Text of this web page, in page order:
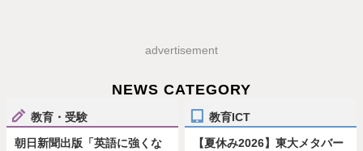
advertisement
NEWS CATEGORY
教育・受験
朝日新聞出版「英語に強くな
教育ICT
【夏休み2026】東大メタバー